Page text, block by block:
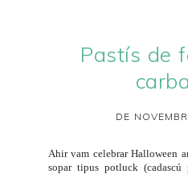
Pastís de
DE
Ahir vam celebrar Halloween
sopar tipus potluck